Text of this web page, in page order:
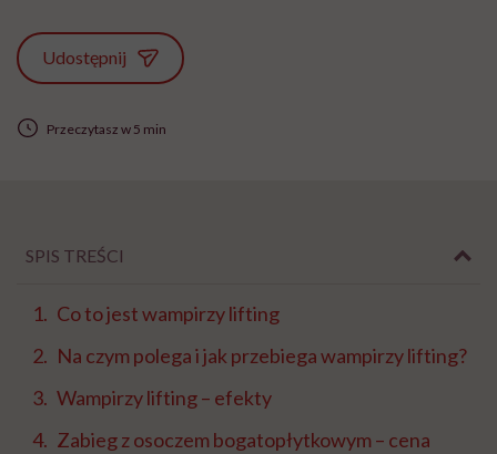
Udostępnij
Przeczytasz w 5 min
SPIS TREŚCI
Co to jest wampirzy lifting
Na czym polega i jak przebiega wampirzy lifting?
Wampirzy lifting – efekty
Zabieg z osoczem bogatopłytkowym – cena